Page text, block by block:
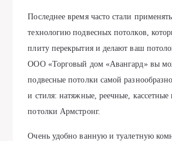
Последнее время часто стали
технологию подвесных потолков,
плиту перекрытия и делают ваш
ООО «Торговый дом «Авангард» вы
подвесные потолки самой
и стиля: натяжные, реечные, кассетные
потолки Армстронг.
Очень удобно ванную и туалетную